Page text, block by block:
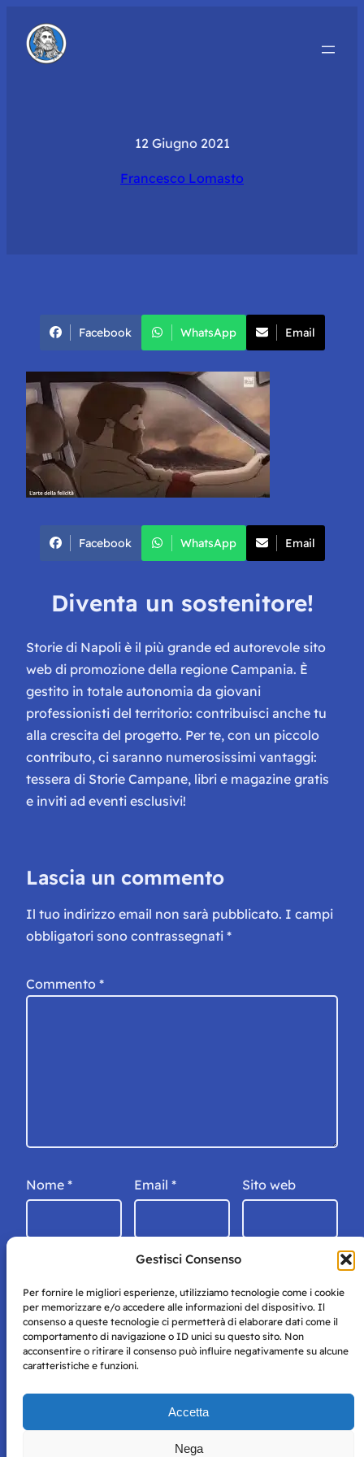
Gestisci Consenso
Per fornire le migliori esperienze, utilizziamo tecnologie come i cookie
per memorizzare e/o accedere alle informazioni del dispositivo. Il
consenso a queste tecnologie ci permetterà di elaborare dati come il
comportamento di navigazione o ID unici su questo sito. Non
acconsentire o ritirare il consenso può influire negativamente su alcune
caratteristiche e funzioni.
Accetta
Nega
12 Giugno 2021
Francesco Lomasto
Facebook WhatsApp Email
Facebook WhatsApp Email
Diventa un sostenitore!
Storie di Napoli è il più grande ed autorevole sito
web di promozione della regione Campania. È
gestito in totale autonomia da giovani
professionisti del territorio: contribuisci anche tu
alla crescita del progetto. Per te, con un piccolo
contributo, ci saranno numerosissimi vantaggi:
tessera di Storie Campane, libri e magazine gratis
e inviti ad eventi esclusivi!
Lascia un commento
Il tuo indirizzo email non sarà pubblicato. I campi
obbligatori sono contrassegnati *
Commento *
Nome * Email * Sito web
Storie di Napoli è una testata registrata presso il tribunale di
per mero scopo didattico e informativo.